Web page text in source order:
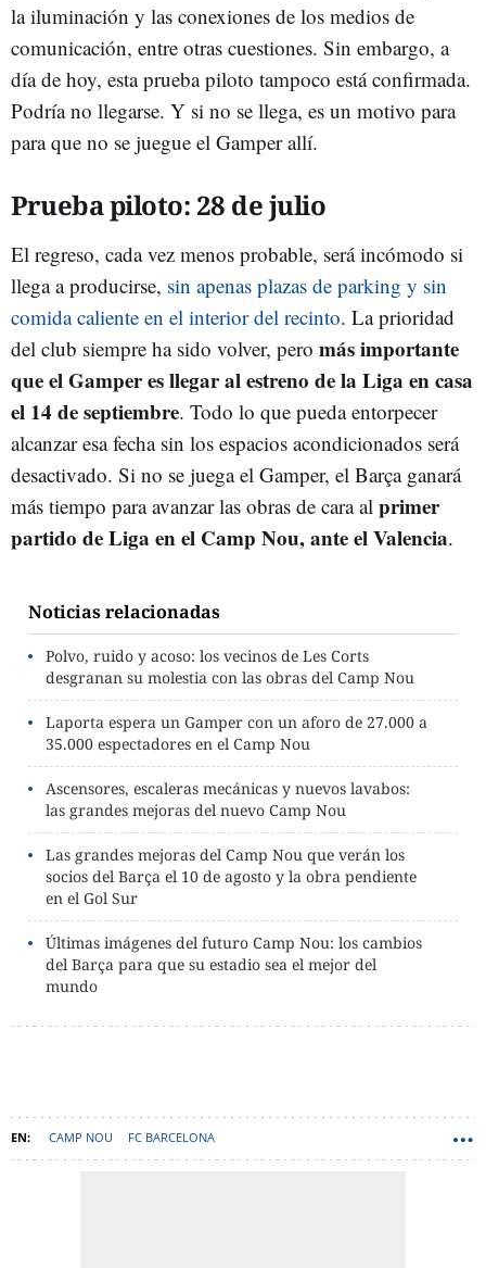
la iluminación y las conexiones de los medios de
comunicación, entre otras cuestiones. Sin embargo, a
día de hoy, esta prueba piloto tampoco está confirmada.
Podría no llegarse. Y si no se llega, es un motivo para
para que no se juegue el Gamper allí.
Prueba piloto: 28 de julio
El regreso, cada vez menos probable, será incómodo si
llega a producirse, sin apenas plazas de parking y sin
comida caliente en el interior del recinto. La prioridad
del club siempre ha sido volver, pero más importante
que el Gamper es llegar al estreno de la Liga en casa
el 14 de septiembre. Todo lo que pueda entorpecer
alcanzar esa fecha sin los espacios acondicionados será
desactivado. Si no se juega el Gamper, el Barça ganará
más tiempo para avanzar las obras de cara al primer
partido de Liga en el Camp Nou, ante el Valencia.
Noticias relacionadas
Polvo, ruido y acoso: los vecinos de Les Corts
desgranan su molestia con las obras del Camp Nou
Laporta espera un Gamper con un aforo de 27.000 a
35.000 espectadores en el Camp Nou
Ascensores, escaleras mecánicas y nuevos lavabos:
las grandes mejoras del nuevo Camp Nou
Las grandes mejoras del Camp Nou que verán los
socios del Barça el 10 de agosto y la obra pendiente
en el Gol Sur
Últimas imágenes del futuro Camp Nou: los cambios
del Barça para que su estadio sea el mejor del
mundo
CAMP NOU FC BARCELONA